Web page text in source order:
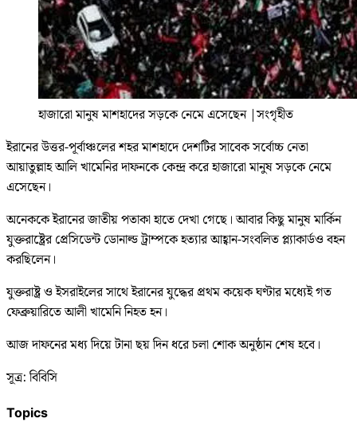
হাজারো মানুষ মাশহাদের সড়কে নেমে এসেছেন |সংগৃহীত
ইরানের উত্তর-পূর্বাঞ্চলের শহর মাশহাদে দেশটির সাবেক সর্বোচ্চ নেতা
আয়াতুল্লাহ আলি খামেনির দাফনকে কেন্দ্র করে হাজারো মানুষ সড়কে নেমে
এসেছেন।
অনেককে ইরানের জাতীয় পতাকা হাতে দেখা গেছে। আবার কিছু মানুষ মার্কিন
যুক্তরাষ্ট্রের প্রেসিডেন্ট ডোনাল্ড ট্রাম্পকে হত্যার আহ্বান-সংবলিত প্ল্যাকার্ডও বহন
করছিলেন।
যুক্তরাষ্ট্র ও ইসরাইলের সাথে ইরানের যুদ্ধের প্রথম কয়েক ঘণ্টার মধ্যেই গত
ফেব্রুয়ারিতে আলী খামেনি নিহত হন।
আজ দাফনের মধ্য দিয়ে টানা ছয় দিন ধরে চলা শোক অনুষ্ঠান শেষ হবে।
সূত্র: বিবিসি
Topics